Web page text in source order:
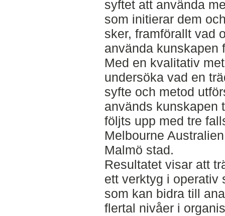
syftet att använda
som initierar dem
sker, framförallt vad
använda kunskapen
Med en kvalitativ
undersöka vad en
syfte och metod
används kunskapen
följts upp med tre
Melbourne
Malmö stad.
Resultatet visar att
ett verktyg i operativ
som kan bidra till
flertal nivåer i